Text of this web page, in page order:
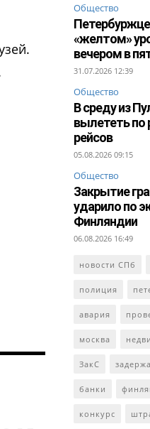
Общество
«желтом»
вечером в
31.07.2026 12:39
Общество
В среду из
вылететь по
рейсов
05.08.2026 09:15
Общество
Закрытие
ударило по
Финляндии
06.08.2026 16:49
новости СПб
полиция
авария
москва
ЗакС
банки
конкурс